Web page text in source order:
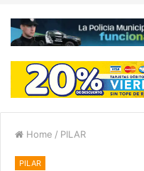
Home / PILAR
PILAR